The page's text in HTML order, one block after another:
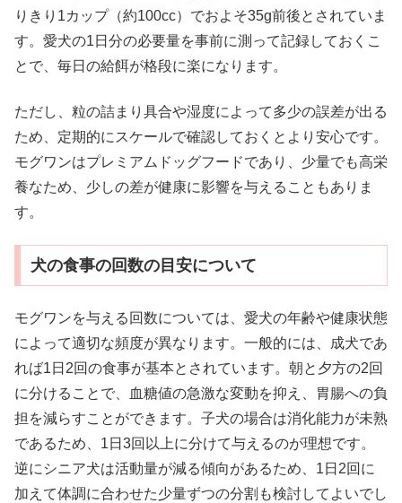
りきり1カップ（約100cc）でおよそ35g前後とされていま
す。愛犬の1日分の必要量を事前に測って記録しておくこ
とで、毎日の給餌が格段に楽になります。
ただし、粒の詰まり具合や湿度によって多少の誤差が出る
ため、定期的にスケールで確認しておくとより安心です。
モグワンはプレミアムドッグフードであり、少量でも高栄
養なため、少しの差が健康に影響を与えることもありま
す。
犬の食事の回数の目安について
モグワンを与える回数については、愛犬の年齢や健康状態
によって適切な頻度が異なります。一般的には、成犬であ
れば1日2回の食事が基本とされています。朝と夕方の2回
に分けることで、血糖値の急激な変動を抑え、胃腸への負
担を減らすことができます。子犬の場合は消化能力が未熟
であるため、1日3回以上に分けて与えるのが理想です。
逆にシニア犬は活動量が減る傾向があるため、1日2回に
加えて体調に合わせた少量ずつの分割も検討してよいでし